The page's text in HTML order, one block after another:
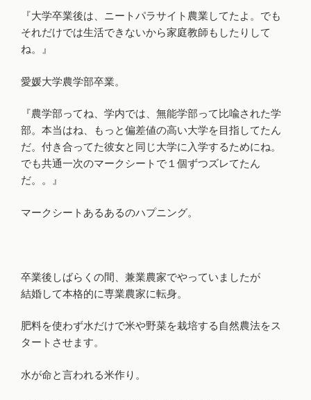
『大学卒業後は、ニートパラサイト農業してたよ。でも
それだけでは生活できないから家庭教師もしたりして
ね。』
愛媛大学農学部卒業。
『農学部ってね、学内では、無能学部って比喩された学
部。本当はね、もっと偏差値の高い大学を目指してたん
だ。付き合ってた彼女と同じ大学に入学するためにね。
でも共通一次のマークシートで１個ずつズレてたん
だ。。』
マークシートあるあるのハプニング。
卒業後しばらくの間、兼業農家でやっていましたが
結婚して本格的に専業農家に転身。
肥料を使わず水だけで米や野菜を栽培する自然農法をス
タートさせます。
水が命と言われる米作り。